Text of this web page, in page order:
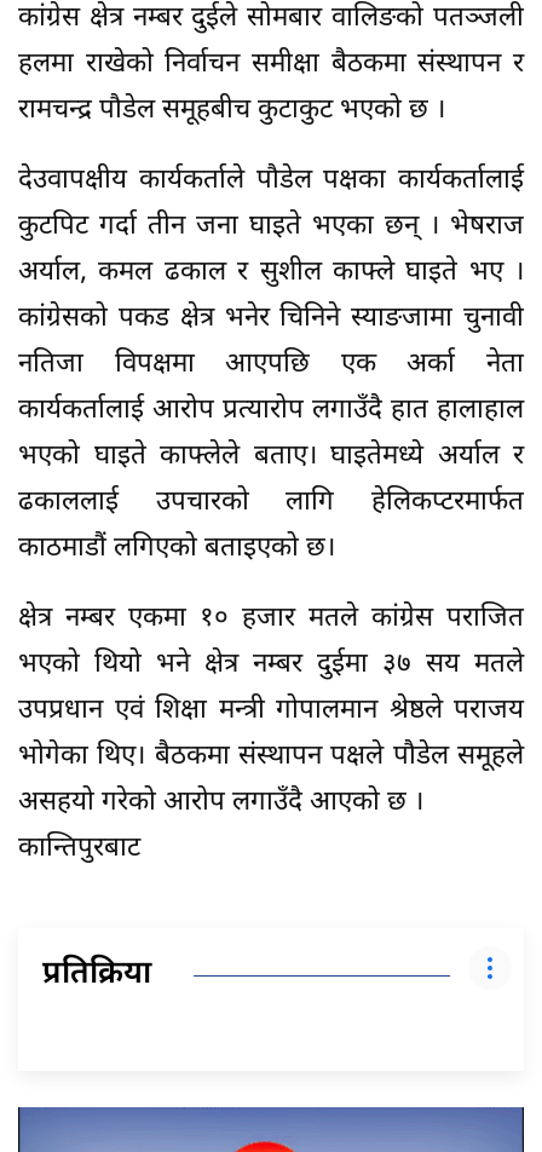
कांग्रेस क्षेत्र नम्बर दुईले सोमबार वालिङको पतञ्जली
हलमा राखेको निर्वाचन समीक्षा बैठकमा संस्थापन र
रामचन्द्र पौडेल समूहबीच कुटाकुट भएको छ ।
देउवापक्षीय कार्यकर्ताले पौडेल पक्षका कार्यकर्तालाई
कुटपिट गर्दा तीन जना घाइते भएका छन् । भेषराज
अर्याल, कमल ढकाल र सुशील काफ्ले घाइते भए ।
कांग्रेसको पकड क्षेत्र भनेर चिनिने स्याङजामा चुनावी
नतिजा विपक्षमा आएपछि एक अर्का नेता
कार्यकर्तालाई आरोप प्रत्यारोप लगाउँदै हात हालाहाल
भएको घाइते काफ्लेले बताए। घाइतेमध्ये अर्याल र
ढकाललाई उपचारको लागि हेलिकप्टरमार्फत
काठमाडौं लगिएको बताइएको छ।
क्षेत्र नम्बर एकमा १० हजार मतले कांग्रेस पराजित
भएको थियो भने क्षेत्र नम्बर दुईमा ३७ सय मतले
उपप्रधान एवं शिक्षा मन्त्री गोपालमान श्रेष्ठले पराजय
भोगेका थिए। बैठकमा संस्थापन पक्षले पौडेल समूहले
असहयो गरेको आरोप लगाउँदै आएको छ ।
कान्तिपुरबाट
प्रतिक्रिया